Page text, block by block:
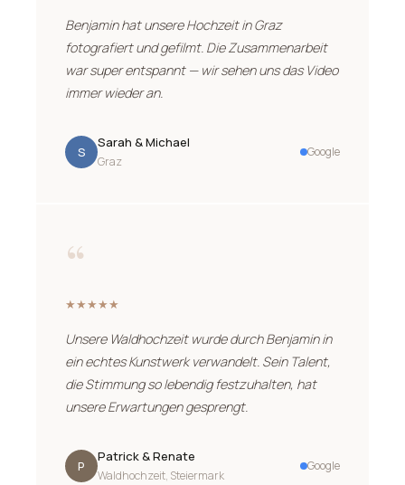
Benjamin hat unsere Hochzeit in Graz
fotografiert und gefilmt. Die Zusammenarbeit
war super entspannt — wir sehen uns das Video
immer wieder an.
S
Sarah & Michael
Graz
Google
“
★★★★★
Unsere Waldhochzeit wurde durch Benjamin in
ein echtes Kunstwerk verwandelt. Sein Talent,
die Stimmung so lebendig festzuhalten, hat
unsere Erwartungen gesprengt.
P
Patrick & Renate
Waldhochzeit, Steiermark
Google